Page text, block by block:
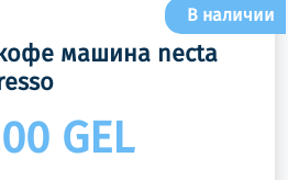
В наличии
машина necta
GEL